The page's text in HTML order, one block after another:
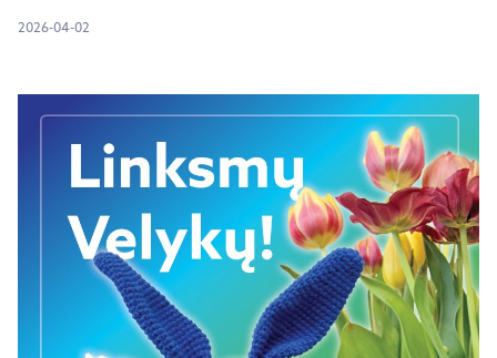
2026-04-02